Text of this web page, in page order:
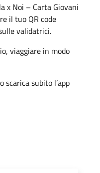
x Noi – Carta Giovani
il tuo QR code
validatrici.
viaggiare in modo
scarica subito l’app